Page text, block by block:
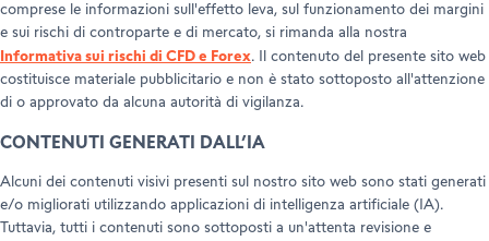
comprese le informazioni sull'effetto leva, sul funzionamento dei margini
e sui rischi di controparte e di mercato, si rimanda alla nostra
Informativa sui rischi di CFD e Forex. Il contenuto del presente sito web
costituisce materiale pubblicitario e non è stato sottoposto all'attenzione
di o approvato da alcuna autorità di vigilanza.
CONTENUTI GENERATI DALL’IA
Alcuni dei contenuti visivi presenti sul nostro sito web sono stati generati
e/o migliorati utilizzando applicazioni di intelligenza artificiale (IA).
Tuttavia, tutti i contenuti sono sottoposti a un'attenta revisione e